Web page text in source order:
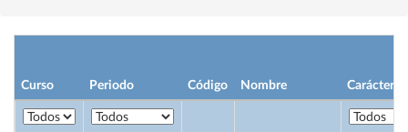
Curso Periodo Código Nombre Carácter